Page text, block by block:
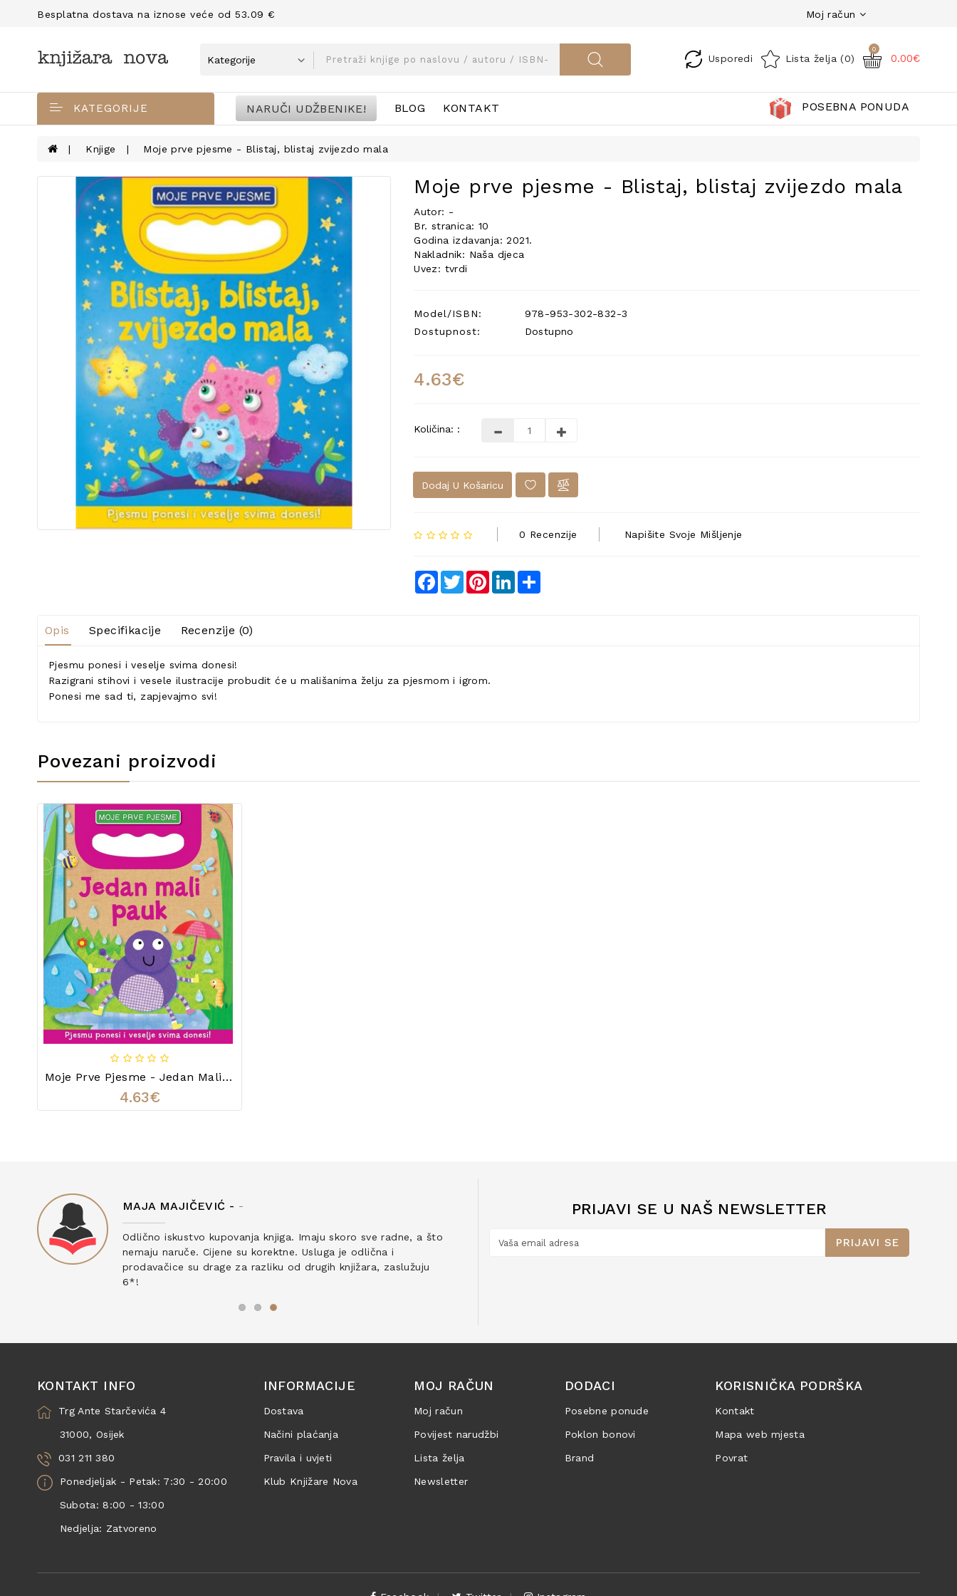
Besplatna dostava na iznose veće od 53.09 € Moj račun
Usporedi Lista želja (0)
0
0.00€
KATEGORIJE NARUČI UDŽBENIKE! BLOG KONTAKT POSEBNA PONUDA
Knjige Moje prve pjesme - Blistaj, blistaj zvijezdo mala
Moje prve pjesme - Blistaj, blistaj zvijezdo mala
Autor: -
Br. stranica: 10
Godina izdavanja: 2021.
Nakladnik: Naša djeca
Uvez: tvrdi
Model/ISBN:
978-953-302-832-3
Dostupnost:
Dostupno
4.63€
Količina: :
Dodaj U Košaricu
0 Recenzije Napišite Svoje Mišljenje
Facebook
TwitterPinterestLinkedIn
Opis Specifikacije Recenzije (0)
Pjesmu ponesi i veselje svima donesi!
Razigrani stihovi i vesele ilustracije probudit će u mališanima želju za pjesmom i igrom.
Ponesi me sad ti, zapjevajmo svi!
Povezani proizvodi
Moje Prve Pjesme - Jedan Mali Pauk
4.63€
MAJA MAJIČEVIĆ - -
Odlično iskustvo kupovanja knjiga. Imaju skoro sve radne, a što
nemaju naruče. Cijene su korektne. Usluga je odlična i
prodavačice su drage za razliku od drugih knjižara, zaslužuju
6*!
PRIJAVI SE U NAŠ NEWSLETTER
PRIJAVI SE
KONTAKT INFO
Trg Ante Starčevića 4
31000, Osijek
031 211 380
Ponedjeljak - Petak: 7:30 - 20:00
Subota: 8:00 - 13:00
Nedjelja: Zatvoreno
INFORMACIJE
Dostava
Načini plaćanja
Pravila i uvjeti
Klub Knjižare Nova
MOJ RAČUN
Moj račun
Povijest narudžbi
Lista želja
Newsletter
DODACI
Posebne ponude
Poklon bonovi
Brand
KORISNIČKA PODRŠKA
Kontakt
Mapa web mjesta
Povrat